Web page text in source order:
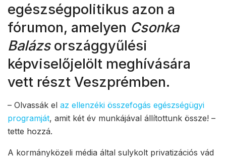
egészségpolitikus azon a
fórumon, amelyen Csonka
Balázsországgyűlési
képviselőjelölt meghívására
vett részt Veszprémben.
– Olvassák el az ellenzéki összefogás egészségügyi
programját, amit két év munkájával állítottunk össze! –
tette hozzá.
A kormányközeli média által sulykolt privatizációs vád